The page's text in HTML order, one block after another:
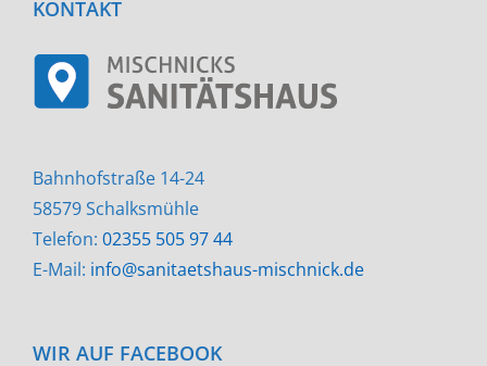
KONTAKT
Bahnhofstraße 14-24
58579 Schalksmühle
Telefon: 02355 505 97 44
E-Mail: info@sanitaetshaus-mischnick.de
WIR AUF FACEBOOK